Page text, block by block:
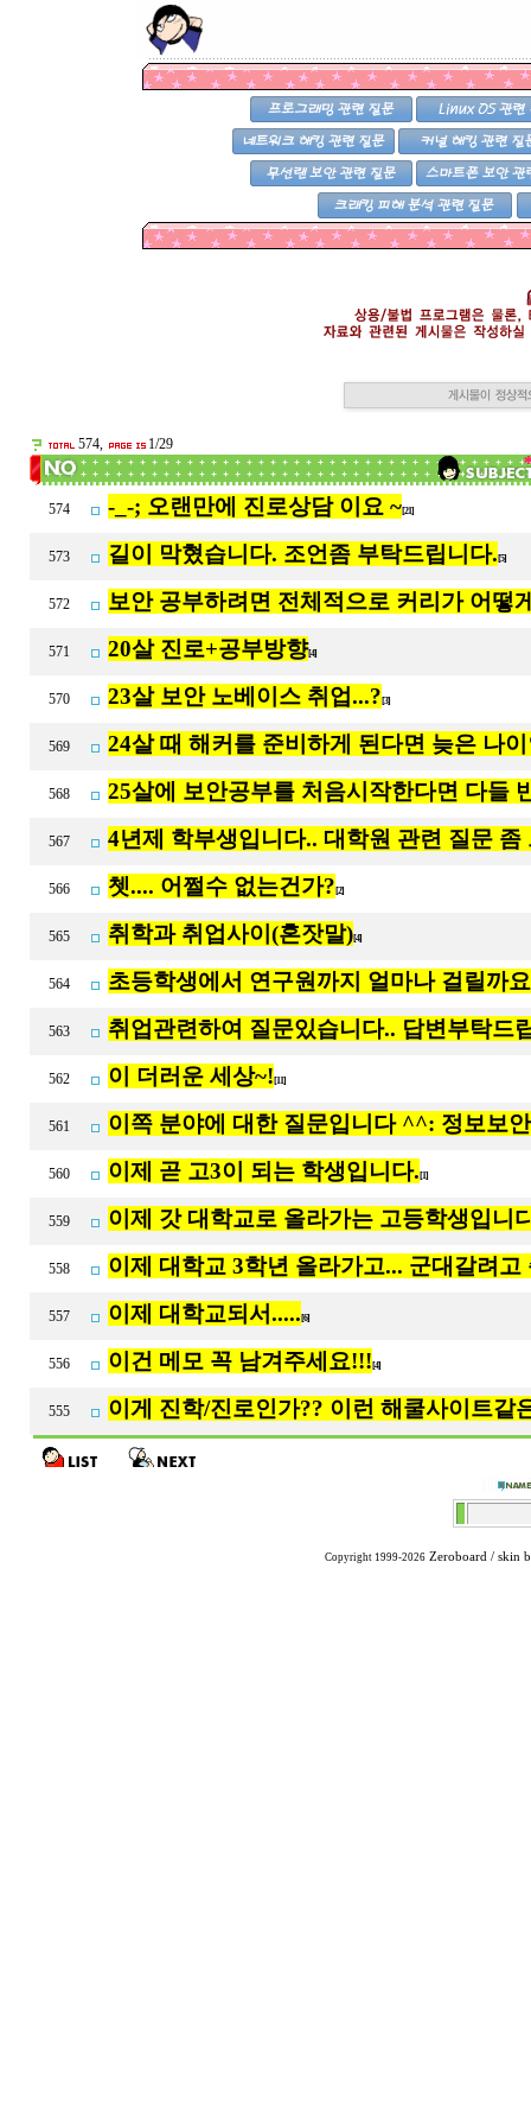
574, 1/29
574 -_-; 오랜만에 진로상담 이요 ~[21]
573 길이 막혔습니다. 조언좀 부탁드립니다. [5]
572 보안 공부하려면 전체적으로 커리가 어떻
571 20살 진로+공부방향[4]
570 23살 보안 노베이스 취업...? [3]
569 24살 때 해커를 준비하게 된다면 늦은 나
568 25살에 보안공부를 처음시작한다면 다들
567 4년제 학부생입니다.. 대학원 관련 질문 좀
566 쳇.... 어쩔수 없는건가? [2]
565 취학과 취업사이(혼잣말)[4]
564 초등학생에서 연구원까지 얼마나 걸릴까요
563 취업관련하여 질문있습니다.. 답변부탁드
562 이 더러운 세상~! [11]
561 이쪽 분야에 대한 질문입니다 ^^: 정보보
560 이제 곧 고3이 되는 학생입니다. [1]
559 이제 갓 대학교로 올라가는 고등학생입니
558 이제 대학교 3학년 올라가고... 군대갈려고
557 이제 대학교되서..... [6]
556 이건 메모 꼭 남겨주세요!!! [4]
555 이게 진학/진로인가?? 이런 해쿨사이트같
Copyright 1999-2026 Zeroboard / skin